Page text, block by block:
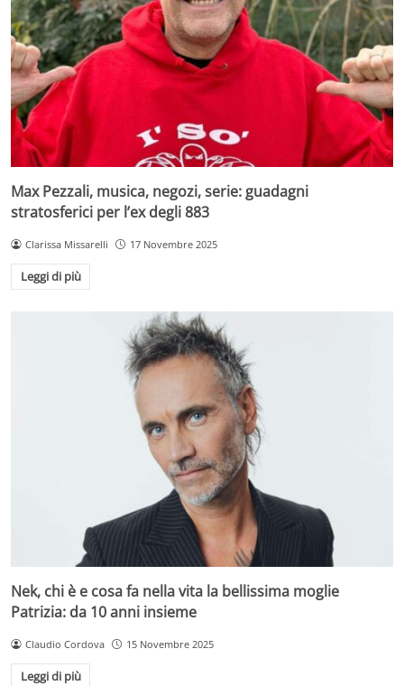
Max Pezzali, musica, negozi, serie: guadagni
stratosferici per l’ex degli 883
Clarissa Missarelli 17 Novembre 2025
Leggi di più
Nek, chi è e cosa fa nella vita la bellissima moglie
Patrizia: da 10 anni insieme
Claudio Cordova 15 Novembre 2025
Leggi di più